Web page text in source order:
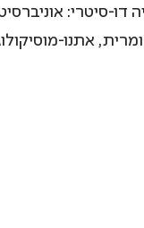
דו-סיטרי:
אתנו-